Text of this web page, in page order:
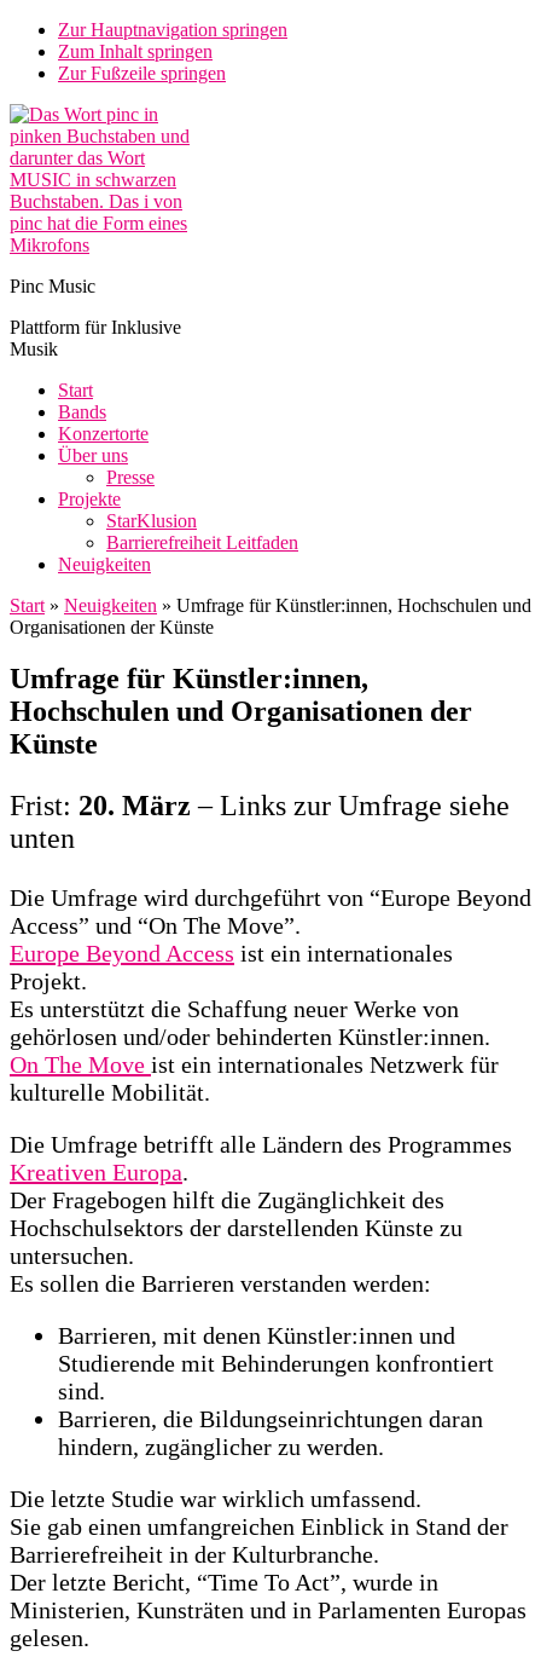
Zur Hauptnavigation springen
Zum Inhalt springen
Zur Fußzeile springen
Pinc Music
Plattform für Inklusive
Musik
Start
Bands
Konzertorte
Über uns
Presse
Projekte
StarKlusion
Barrierefreiheit Leitfaden
Neuigkeiten
Start » Neuigkeiten » Umfrage für Künstler:innen, Hochschulen und
Organisationen der Künste
Umfrage für Künstler:innen,
Hochschulen und Organisationen der
Künste
Frist: 20. März – Links zur Umfrage siehe
unten
Die Umfrage wird durchgeführt von “Europe Beyond
Access” und “On The Move”.
Europe Beyond Access ist ein internationales
Projekt.
Es unterstützt die Schaffung neuer Werke von
gehörlosen und/oder behinderten Künstler:innen.
On The Move ist ein internationales Netzwerk für
kulturelle Mobilität.
Die Umfrage betrifft alle Ländern des Programmes
Kreativen Europa.
Der Fragebogen hilft die Zugänglichkeit des
Hochschulsektors der darstellenden Künste zu
untersuchen.
Es sollen die Barrieren verstanden werden:
Barrieren, mit denen Künstler:innen und
Studierende mit Behinderungen konfrontiert
sind.
Barrieren, die Bildungseinrichtungen daran
hindern, zugänglicher zu werden.
Die letzte Studie war wirklich umfassend.
Sie gab einen umfangreichen Einblick in Stand der
Barrierefreiheit in der Kulturbranche.
Der letzte Bericht, “Time To Act”, wurde in
Ministerien, Kunsträten und in Parlamenten Europas
gelesen.